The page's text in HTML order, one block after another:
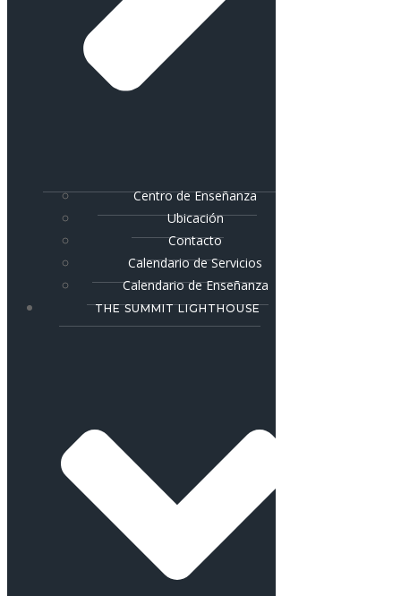
Centro de Enseñanza
Ubicación
Contacto
Calendario de Servicios
Calendario de Enseñanza
THE SUMMIT LIGHTHOUSE